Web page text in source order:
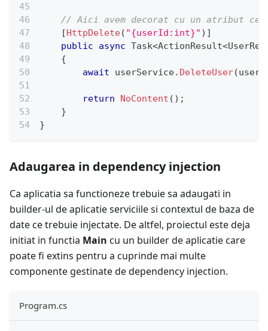
// Aici avem decorat cu un atribut ce
[HttpDelete( "{userId:int}" ) ]
public
async Task<ActionResult<
{
await userService. DeleteUser(
return NoContent ( ) ;
}
}
Adaugarea in dependency injection
Ca aplicatia sa functioneze trebuie sa adaugati in
builder-ul de aplicatie serviciile si contextul de baza de
date ce trebuie injectate. De altfel, proiectul este deja
initiat in functia Main cu un builder de aplicatie care
poate fi extins pentru a cuprinde mai multe
componente gestinate de dependency injection.
Program.cs